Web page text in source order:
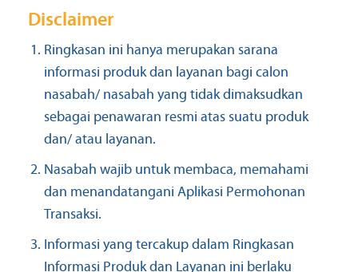
Disclaimer
Ringkasan ini hanya merupakan sarana
informasi produk dan layanan bagi calon
nasabah/ nasabah yang tidak dimaksudkan
sebagai penawaran resmi atas suatu produk
dan/ atau layanan.
Nasabah wajib untuk membaca, memahami
dan menandatangani Aplikasi Permohonan
Transaksi.
Informasi yang tercakup dalam Ringkasan
Informasi Produk dan Layanan ini berlaku